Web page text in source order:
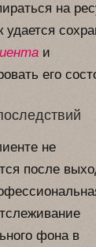
на
удается
и
его
не
после
фона в